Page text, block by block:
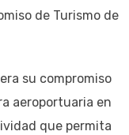
de Turismo de
su compromiso
aeroportuaria en
que permita